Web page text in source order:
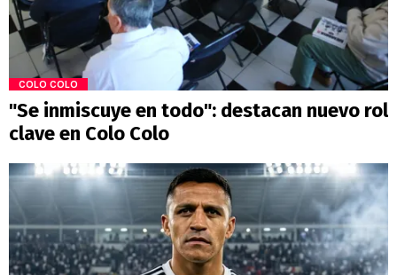
COLO COLO
"Se inmiscuye en todo": destacan nuevo rol
clave en Colo Colo